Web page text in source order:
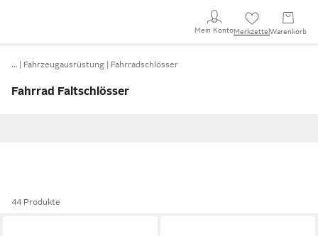
Mein KontoMerkzettel Warenkorb
… Fahrzeugausrüstung Fahrradschlösser
Fahrrad Faltschlösser
44 Produkte